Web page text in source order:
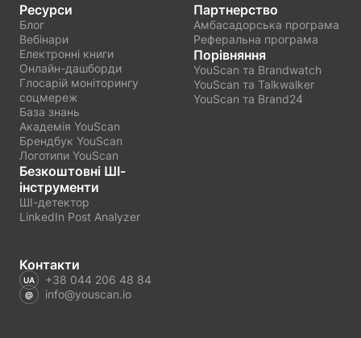
Ресурси
Блог
Вебінари
Електронні книги
Онлайн-дашборди
Глосарій моніторингу
соцмереж
База знань
Академія YouScan
Брендбук YouScan
Логотипи YouScan
Безкоштовні ШІ-
інструменти
ШІ-детектор
LinkedIn Post Analyzer
Партнерство
Амбасадорська програма
Реферальна програма
Порівняння
YouScan та Brandwatch
YouScan та Talkwalker
YouScan та Brand24
Контакти
+38 044 206 48 84
info@youscan.io